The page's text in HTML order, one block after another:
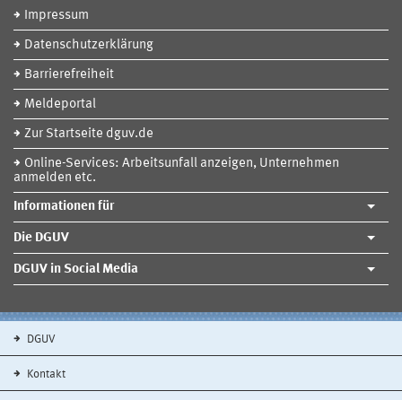
Impressum
Datenschutzerklärung
Barrierefreiheit
Meldeportal
Zur Startseite dguv.de
Online-Services: Arbeitsunfall anzeigen, Unternehmen
anmelden etc.
Informationen für
Die DGUV
DGUV in Social Media
DGUV
Kontakt